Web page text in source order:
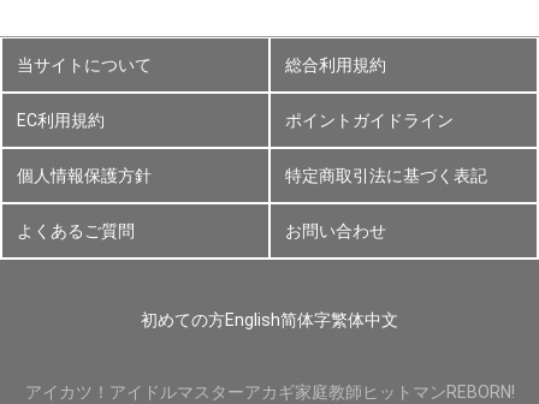
当サイトについて 総合利用規約
EC利用規約 ポイントガイドライン
個人情報保護方針 特定商取引法に基づく表記
よくあるご質問 お問い合わせ
初めての方English简体字繁体中文
アイカツ！ アイドルマスターアカギ家庭教師ヒットマンREBORN!